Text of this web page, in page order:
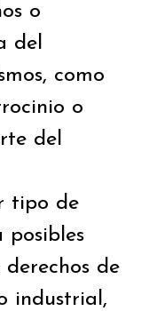
o
del
como
o
del
tipo de
posibles
de
industrial,